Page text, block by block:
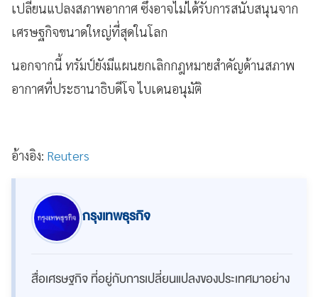
เปลี่ยนแปลงสภาพอากาศ ซึ่งอาจไม่ได้รับการสนับสนุนจาก
เศรษฐกิจขนาดใหญ่ที่สุดในโลก
นอกจากนี้ ทรัมป์ยังมีแผนยกเลิกกฎหมายสำคัญด้านสภาพ
อากาศที่ประธานาธิบดีโจ ไบเดนอนุมัติ
อ้างอิง: Reuters
กรุงเทพธุรกิจ
สื่อเศรษฐกิจ ที่อยู่กับการเปลี่ยนแปลงของประเทศมาอย่าง